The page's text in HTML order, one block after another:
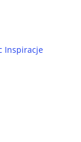
Inspiracje